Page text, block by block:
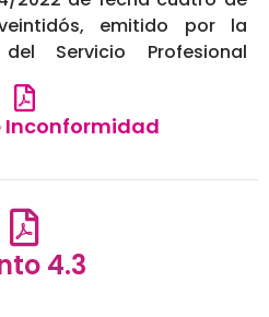
emitido por la
Servicio Profesional
Inconformidad
4.3